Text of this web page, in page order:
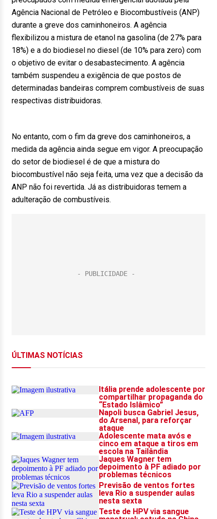
Agência Nacional de Petróleo e Biocombustíveis (ANP)
durante a greve dos caminhoneiros. A agência
flexibilizou a mistura de etanol na gasolina (de 27% para
18%) e a do biodiesel no diesel (de 10% para zero) com
o objetivo de evitar o desabastecimento. A agência
também suspendeu a exigência de que postos de
determinadas bandeiras comprem combustíveis de suas
respectivas distribuidoras.
No entanto, com o fim da greve dos caminhoneiros, a
medida da agência ainda segue em vigor. A preocupação
do setor de biodiesel é de que a mistura do
biocombustível não seja feita, uma vez que a decisão da
ANP não foi revertida. Já as distribuidoras temem a
adulteração de combustíveis.